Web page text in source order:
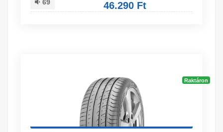
69
46.290 Ft
Raktáron